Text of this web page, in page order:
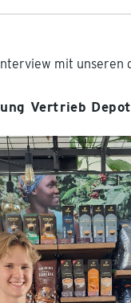
mit unseren
Vertrieb